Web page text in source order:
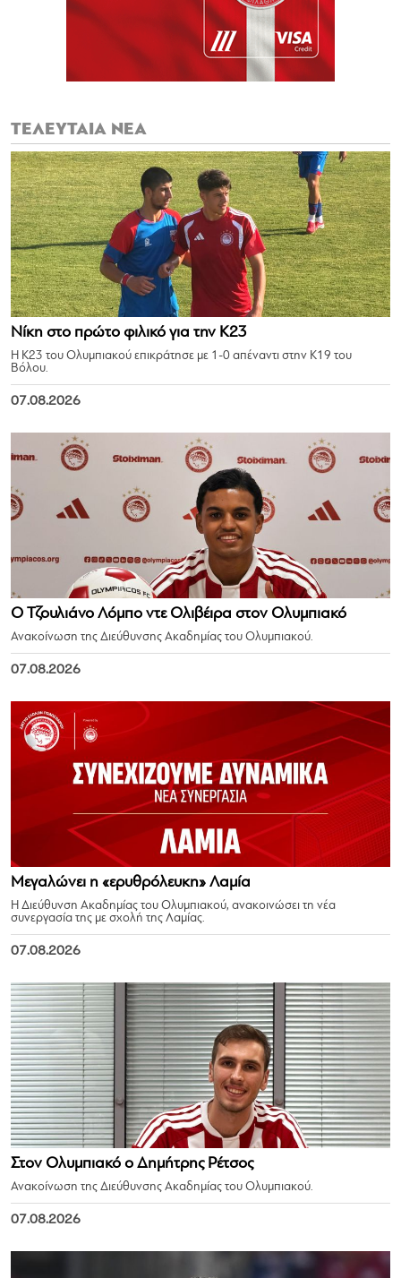
ΤΕΛΕΥΤΑΙΑ ΝΕΑ
Νίκη στο πρώτο φιλικό για την Κ23
Η Κ23 του Ολυμπιακού επικράτησε με 1-0 απέναντι στην Κ19 του
Βόλου.
07.08.2026
Ο Τζουλιάνο Λόμπο ντε Ολιβέιρα στον Ολυμπιακό
Ανακοίνωση της Διεύθυνσης Ακαδημίας του Ολυμπιακού.
07.08.2026
Μεγαλώνει η «ερυθρόλευκη» Λαμία
Η Διεύθυνση Ακαδημίας του Ολυμπιακού, ανακοινώσει τη νέα
συνεργασία της με σχολή της Λαμίας.
07.08.2026
Στον Ολυμπιακό ο Δημήτρης Ρέτσος
Ανακοίνωση της Διεύθυνσης Ακαδημίας του Ολυμπιακού.
07.08.2026